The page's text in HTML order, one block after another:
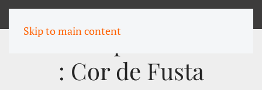
Skip to main content
Música para bodas
: Cor de Fusta